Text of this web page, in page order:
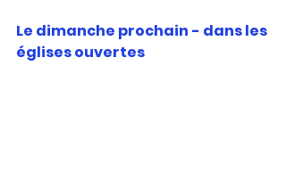
Le dimanche prochain - dans les
églises ouvertes